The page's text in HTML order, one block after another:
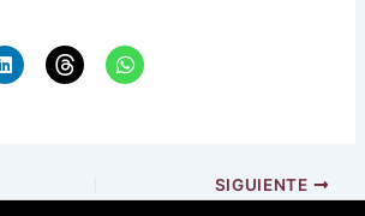
SIGUIENTE